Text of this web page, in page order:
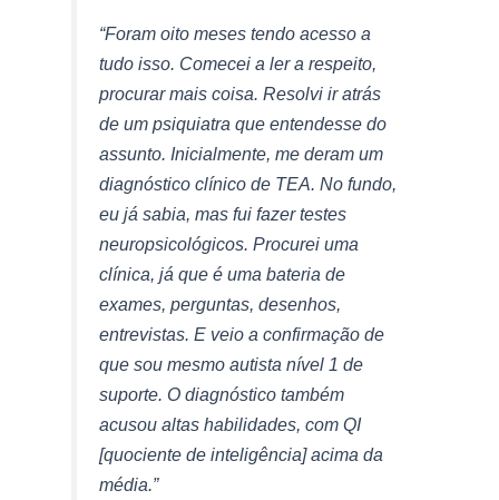
“Foram oito meses tendo acesso a
tudo isso. Comecei a ler a respeito,
procurar mais coisa. Resolvi ir atrás
de um psiquiatra que entendesse do
assunto. Inicialmente, me deram um
diagnóstico clínico de TEA. No fundo,
eu já sabia, mas fui fazer testes
neuropsicológicos. Procurei uma
clínica, já que é uma bateria de
exames, perguntas, desenhos,
entrevistas. E veio a confirmação de
que sou mesmo autista nível 1 de
suporte. O diagnóstico também
acusou altas habilidades, com QI
[quociente de inteligência] acima da
média.”